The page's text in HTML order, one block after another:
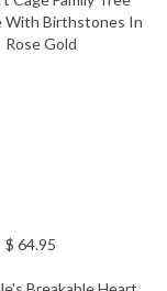
$ 64.95